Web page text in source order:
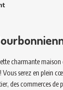
charmante maison
Vous serez en plein
des commerces